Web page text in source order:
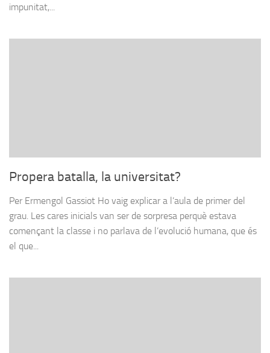
impunitat,...
Propera batalla, la universitat?
Per Ermengol Gassiot Ho vaig explicar a l’aula de primer del
grau. Les cares inicials van ser de sorpresa perquè estava
començant la classe i no parlava de l’evolució humana, que és
el que...